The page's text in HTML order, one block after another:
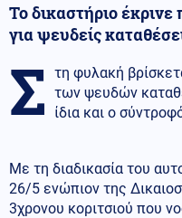
Το δικαστήριο
για ψευδείς
Σ τη φυλακή
των ψευδών
ίδια και ο
Με τη διαδικασία του
26/5 ενώπιον της
3χρονου κοριτσιού που